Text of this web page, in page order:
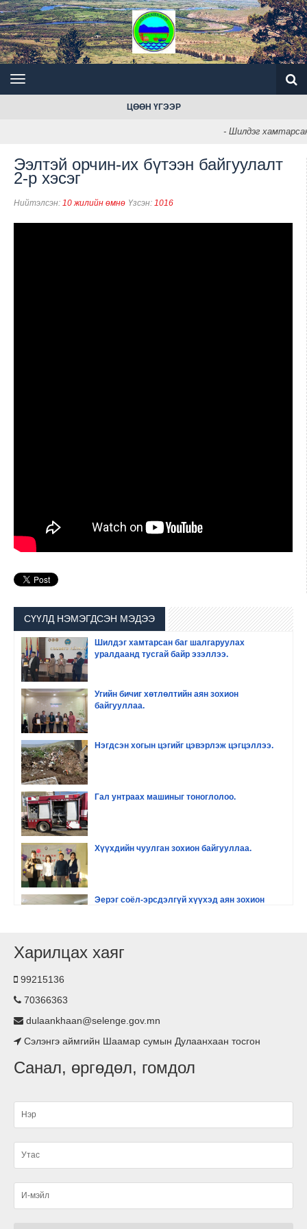
ЦӨӨН ҮГЭЭР
- Шилдэг
Ээлтэй орчин-их бүтээн байгуулалт
2-р хэсэг
Нийтэлсэн: 10 жилийн өмнө Үзсэн: 1016
СҮҮЛД НЭМЭГДСЭН МЭДЭЭ
Шилдэг хамтарсан баг шалгаруулах
уралдаанд тусгай байр эзэллээ.
Угийн бичиг хөтлөлтийн аян зохион
байгууллаа.
Нэгдсэн хогын цэгийг цэвэрлэж цэгцэллээ.
Гал унтраах машиныг тоноглолоо.
Хүүхдийн чуулган зохион байгууллаа.
Эерэг соёл-эрсдэлгүй хүүхэд аян зохион
Хүүхдийн хөгжил оролцоо сургалт зохион
Туршлага судаллаа
Харилцах хаяг
99215136
70366363
dulaankhaan@selenge.gov.mn
Сэлэнгэ аймгийн Шаамар сумын Дулаанхаан тосгон
Санал, өргөдөл, гомдол